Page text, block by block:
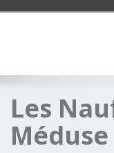
Les